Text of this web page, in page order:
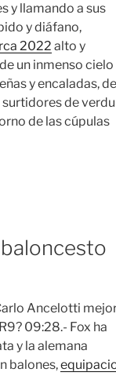
y llamando a sus
y diáfano,
2022 alto y
un inmenso cielo
y encaladas, de
de
de las cúpulas
Ancelotti
09:28.- Fox ha
y la alemana
balones,